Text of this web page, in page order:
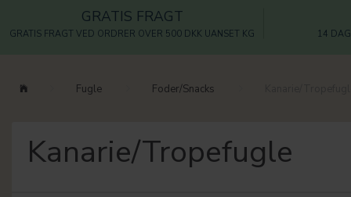
GRATIS FRAGT
GRATIS FRAGT VED ORDRER OVER 500 DKK UANSET KG 14
Fugle Foder/Snacks
Kanarie/Tropefugle